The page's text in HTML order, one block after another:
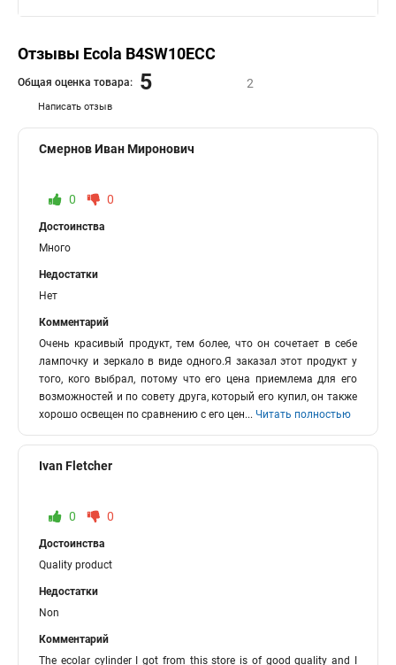
Отзывы Ecola B4SW10ECC
Написать отзыв
Общая оценка товара: 5 2
Смернов Иван Миронович
0 0
Достоинства
Много
Недостатки
Нет
Комментарий
Очень красивый продукт, тем более, что он сочетает в себе
лампочку и зеркало в виде одного.Я заказал этот продукт у
того, кого выбрал, потому что его цена приемлема для его
возможностей и по совету друга, который его купил, он также
хорошо освещен по сравнению с его цен... Читать полностью
Ivan Fletcher
0 0
Достоинства
Quality product
Недостатки
Non
Комментарий
The ecolar cylinder I got from this store is of good quality and I